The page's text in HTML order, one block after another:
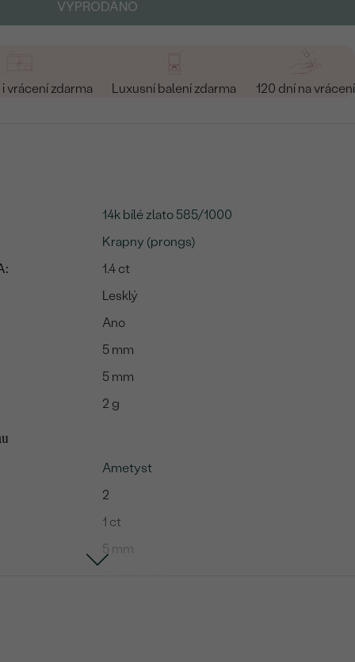
VYPRODÁNO
vrácení zdarma Luxusní balení zdarma 120 dní na vrácení
14k bílé zlato 585/1000
Krapny (prongs)
1.4 ct
Lesklý
Ano
5 mm
5 mm
2 g
Ametyst
2
1 ct
5 mm